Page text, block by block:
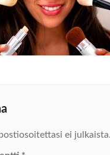
ei julkaista.